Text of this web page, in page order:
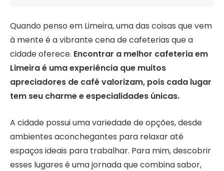
Quando penso em Limeira, uma das coisas que vem
à mente é a vibrante cena de cafeterias que a
cidade oferece. Encontrar a melhor cafeteria em
Limeira é uma experiência que muitos
apreciadores de café valorizam, pois cada lugar
tem seu charme e especialidades únicas.
A cidade possui uma variedade de opções, desde
ambientes aconchegantes para relaxar até
espaços ideais para trabalhar. Para mim, descobrir
esses lugares é uma jornada que combina sabor,